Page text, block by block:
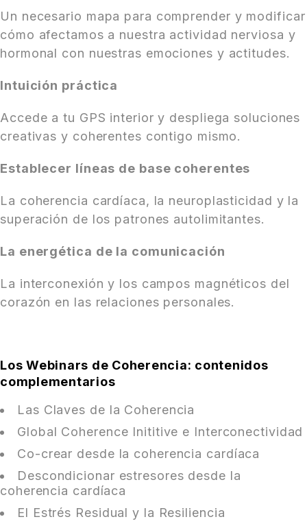
Un necesario mapa para comprender y modificar
cómo afectamos a nuestra actividad nerviosa y
hormonal con nuestras emociones y actitudes.
Intuición práctica
Accede a tu GPS interior y despliega soluciones
creativas y coherentes contigo mismo.
Establecer líneas de base coherentes
La coherencia cardíaca, la neuroplasticidad y la
superación de los patrones autolimitantes.
La energética de la comunicación
La interconexión y los campos magnéticos del
corazón en las relaciones personales.
Los Webinars de Coherencia: contenidos
complementarios
Las Claves de la Coherencia
Global Coherence Inititive e Interconectividad
Co-crear desde la coherencia cardíaca
Descondicionar estresores desde la
coherencia cardíaca
El Estrés Residual y la Resiliencia